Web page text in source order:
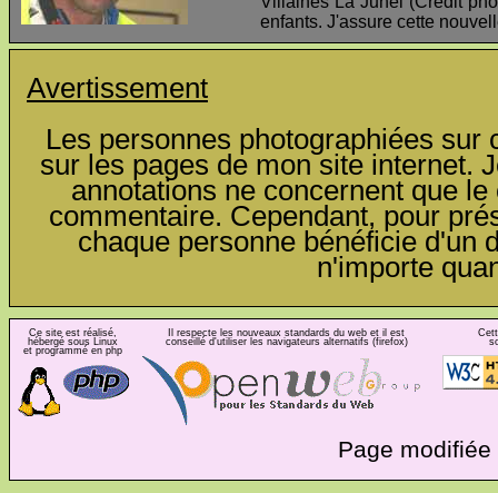
enfants. J'assure cette
Avertissement
Les personnes photographiées
sur les pages de mon site internet.
annotations ne concernent que
commentaire. Cependant, pour
chaque personne bénéficie d'un
n'importe
Ce site est réalisé,
hébergé sous Linux
et programmé en php
Il respecte les nouveaux standards du web et il est
conseillé d'utiliser les navigateurs alternatifs (firefox)
Page